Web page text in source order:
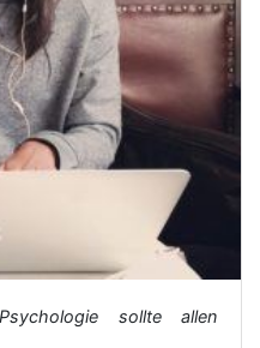
sollte allen